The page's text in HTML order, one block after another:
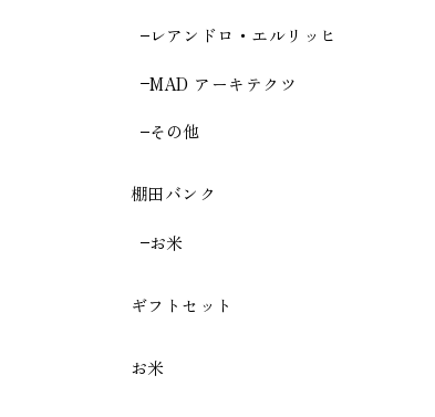
レアンドロ・エルリッヒ
MAD アーキテクツ
その他
棚田バンク
お米
ギフトセット
お米